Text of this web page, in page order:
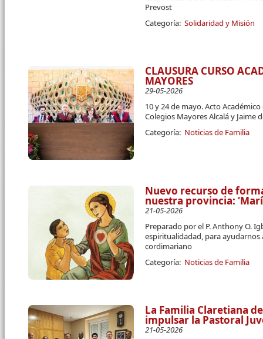
Prevost
Categoría: Solidaridad y Misión
CLAUSURA CURSO
MAYORES
29-05-2026
10 y 24 de mayo. Acto
Colegios Mayores Alcalá y Jaime
Categoría: Noticias de Familia
Nuevo recurso de
nuestra provincia:
21-05-2026
Preparado por el P. Anthony O.
espiritualidadad, para
cordimariano
Categoría: Noticias de Familia
La Familia Claretiana
impulsar la Pastoral
21-05-2026